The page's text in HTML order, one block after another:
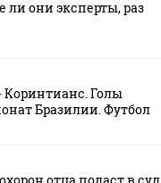
ли они эксперты, раз
Коринтианс. Голы
Бразилии. Футбол